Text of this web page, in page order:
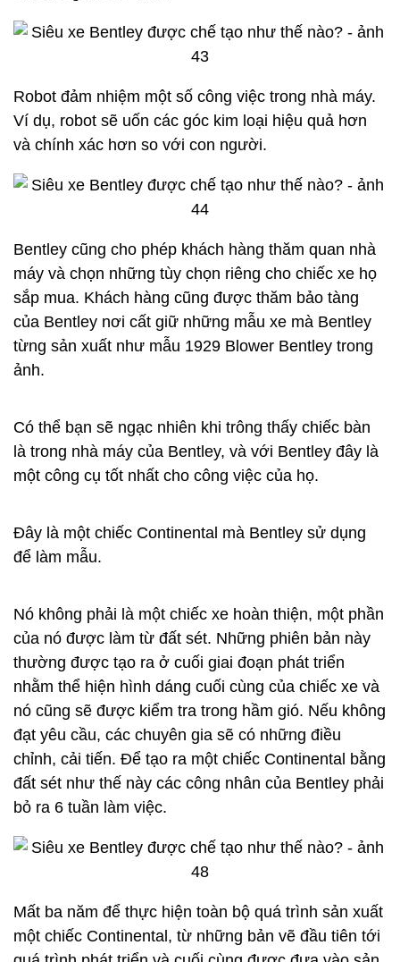
Tất cả động cơ đều có một biển hiệu được khắc bởi
kỹ sư trưởng, người tạo ra chiếc động cơ đó.
Nhà máy này vẫn sử dụng robot. Trong ảnh, bạn có
thể thấy một chú robot vận chuyển. Những chú
đường màu đen trên sàn.
Những phần của thân xe đang được lắp ghép với
nhau. Trong phần này, những linh kiện như nắp